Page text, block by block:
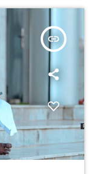
insert_link